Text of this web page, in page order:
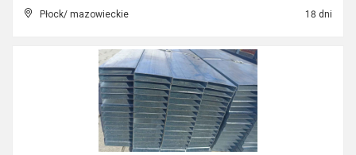
Płock/ mazowieckie 18 dni